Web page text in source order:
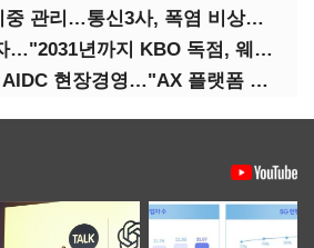
작업자·통신망 이중 관리…통신3사, 폭염 비상대응 돌입
티빙 첫 분기 흑자…"2031년까지 KBO 독점, 웨이브 합병도 속도"
박윤영 KT 대표, AIDC 현장경영…"AX 플랫폼 핵심 인프라로 키운다"